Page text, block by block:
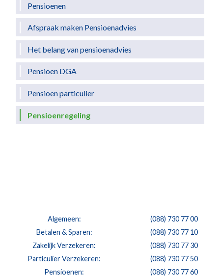
Pensioenen
Afspraak maken Pensioenadvies
Het belang van pensioenadvies
Pensioen DGA
Pensioen particulier
Pensioenregeling
Algemeen:
(088) 730 77 00
Betalen & Sparen:
(088) 730 77 10
Zakelijk Verzekeren:
(088) 730 77 30
Particulier Verzekeren:
(088) 730 77 50
Pensioenen:
(088) 730 77 60